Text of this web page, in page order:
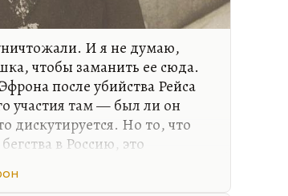
И я не думаю,
чтобы заманить ее сюда.
после убийства Рейса
участия там — был ли он
дискутируется. Но то, что
в Россию, это
там с Муром, но она же